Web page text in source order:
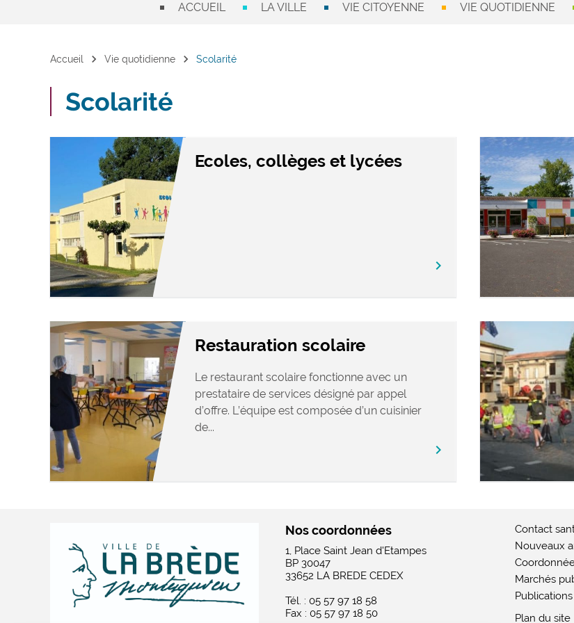
ACCUEIL LA VILLE VIE CITOYENNE VIE QUOTIDIENNE
Accueil chevron_right Vie quotidienne chevron_right Scolarité
Scolarité
Ecoles, collèges et lycées
chevron_right
Restauration scolaire
Le restaurant scolaire fonctionne avec un
prestataire de services désigné par appel
d’offre. L’équipe est composée d’un cuisinier
de...
chevron_right
Nos coordonnées
1, Place Saint Jean d'Etampes
BP 30047
33652 LA BREDE CEDEX
Tél. : 05 57 97 18 58
Fax : 05 57 97 18 50
Contact
Nouveaux
Marchés
Publications
Plan du site